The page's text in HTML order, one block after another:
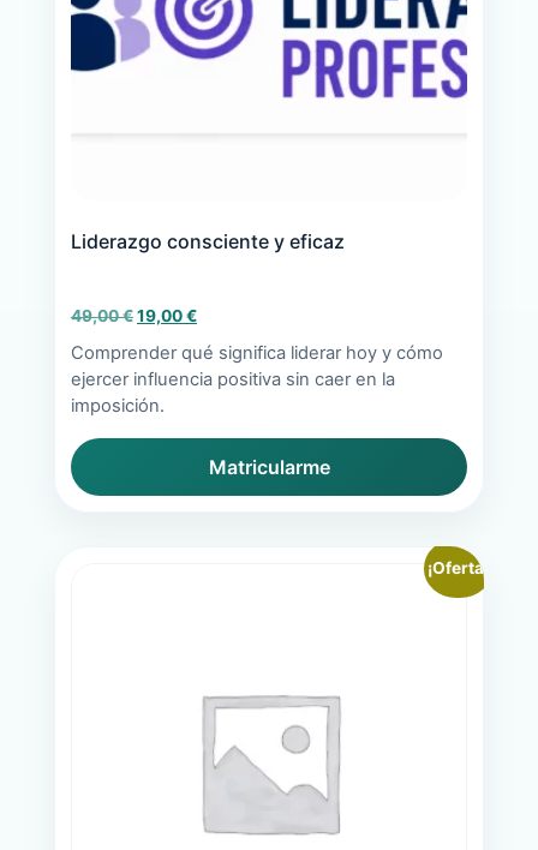
Liderazgo consciente y eficaz
49,00€El
original
era:
49,00 €.
19,00€El
actual
es:
Comprender qué significa liderar hoy y cómo
ejercer influencia positiva sin caer en la
imposición.
Matricularme
¡Oferta!